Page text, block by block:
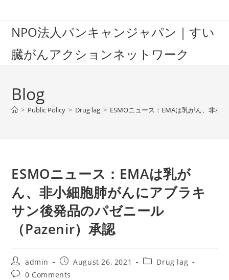
contentNPO法人パンキャンジャパン｜すい
臓がんアクションネットワーク
Blog
> Public Policy > Drug lag > ESMOニュース：EMAは乳がん、非小
ESMOニュース：EMAは乳が
ん、非小細胞肺がんにアブラキ
サン後発品のパゼニール
（Pazenir）承認
Post
author:
admin
Post
published:
August 26, 2021
PostDrug lag
Post0 Comments